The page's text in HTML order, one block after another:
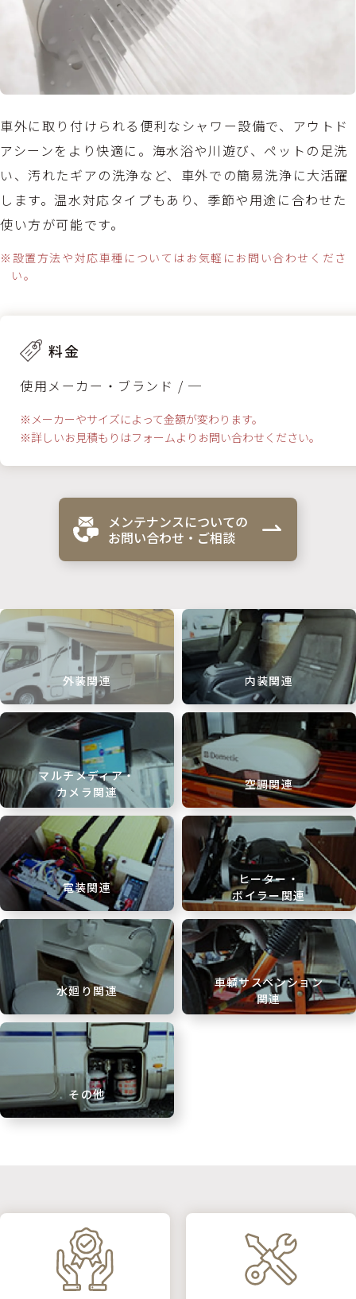
車外に取り付けられる便利なシャワー設備で、アウトド
アシーンをより快適に。海水浴や川遊び、ペットの足洗
い、汚れたギアの洗浄など、車外での簡易洗浄に大活躍
します。温水対応タイプもあり、季節や用途に合わせた
使い方が可能です。
※設置方法や対応車種についてはお気軽にお問い合わせくださ
い。
料金
使用メーカー・ブランド / ─
※メーカーやサイズによって金額が変わります。
※詳しいお見積もりはフォームよりお問い合わせください。
メンテナンスについての
お問い合わせ・ご相談
外装関連 内装関連
マルチメディア・
カメラ関連
空調関連
電装関連
ヒーター・
ボイラー関連
水廻り関連
車輌サスペンション
関連
その他